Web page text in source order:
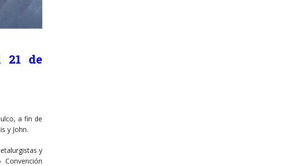
21 de
a fin de
y John.
y